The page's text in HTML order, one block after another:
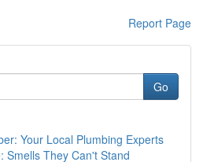
Report Page
Go
Your Local Plumbing Experts
Smells They Can't Stand